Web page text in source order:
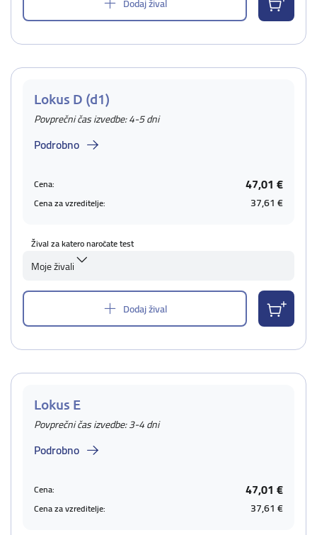
Lokus D (d1)
Povprečni čas izvedbe: 4-5 dni
Podrobno
Cena: 47,01 €
Cena za vzreditelje: 37,61 €
Žival za katero naročate test
Moje živali
Dodaj žival
Lokus E
Povprečni čas izvedbe: 3-4 dni
Podrobno
Cena: 47,01 €
Cena za vzreditelje: 37,61 €